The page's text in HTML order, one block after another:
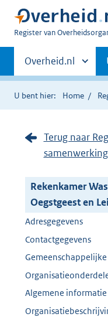
U
Register van
Primaire
navigatie
Andere
sites
binnen
Overheid.nl
U bent hier: Home
Terug naar
Rekenkamer
Oegstgeest en
Adresgegevens
Contactgegevens
Algemene informatie